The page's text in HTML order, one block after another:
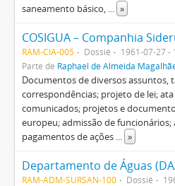
saneamento básico, ... »
RAM-CIA-005 Dossiê
1961-07-27 -
Parte de Raphael de Almeida
Documentos de diversos assuntos,
correspondências; projeto de lei;
comunicados; projetos e
europeu; admissão de funcionários;
pagamentos de ações ... »
Departamento de Águas
RAM-ADM-SURSAN-100 Dossiê